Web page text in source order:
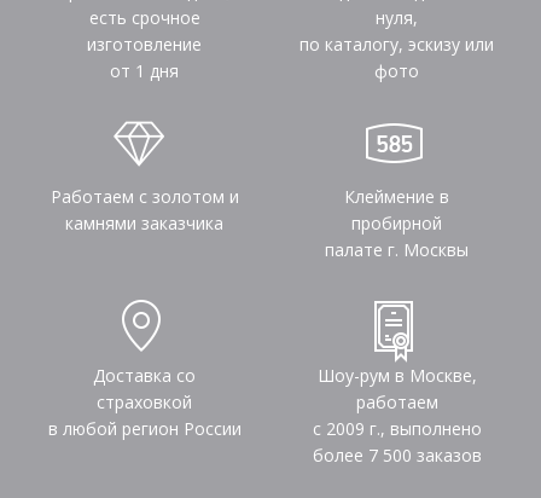
есть срочное
изготовление
от 1 дня
нуля,
по каталогу, эскизу или
фото
Работаем с золотом и
камнями заказчика
Клеймение в
пробирной
палате г. Москвы
Доставка со
страховкой
в любой регион России
Шоу-рум в Москве,
работаем
с 2009 г., выполнено
более 7 500 заказов